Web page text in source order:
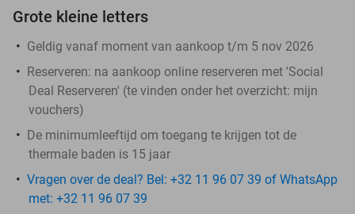
Grote kleine letters
Geldig vanaf moment van aankoop t/m 5 nov 2026
Reserveren: na aankoop online reserveren met 'Social
Deal Reserveren' (te vinden onder het overzicht: mijn
vouchers)
De minimumleeftijd om toegang te krijgen tot de
thermale baden is 15 jaar
Vragen over de deal? Bel: +32 11 96 07 39 of WhatsApp
met: +32 11 96 07 39